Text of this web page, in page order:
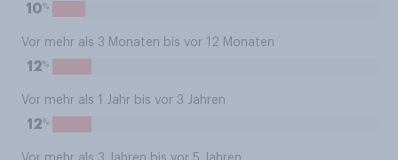
10%
Vor mehr als 3 Monaten bis vor 12 Monaten
12%
Vor mehr als 1 Jahr bis vor 3 Jahren
12%